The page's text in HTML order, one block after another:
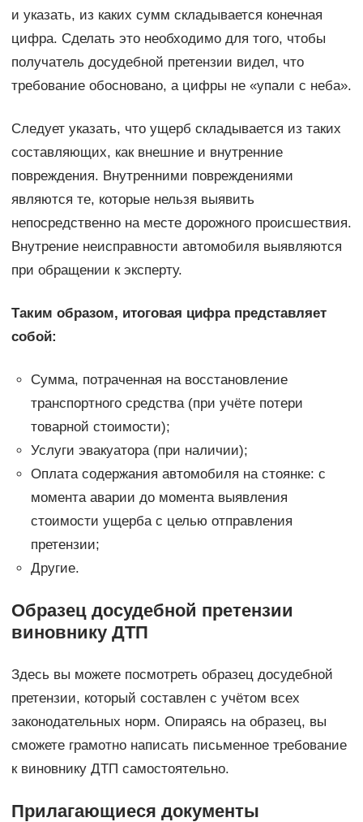
и указать, из каких сумм складывается конечная
цифра. Сделать это необходимо для того, чтобы
получатель досудебной претензии видел, что
требование обосновано, а цифры не «упали с неба».
Следует указать, что ущерб складывается из таких
составляющих, как внешние и внутренние
повреждения. Внутренними повреждениями
являются те, которые нельзя выявить
непосредственно на месте дорожного происшествия.
Внутрение неисправности автомобиля выявляются
при обращении к эксперту.
Таким образом, итоговая цифра представляет
собой:
Сумма, потраченная на восстановление
транспортного средства (при учёте потери
товарной стоимости);
Услуги эвакуатора (при наличии);
Оплата содержания автомобиля на стоянке: с
момента аварии до момента выявления
стоимости ущерба с целью отправления
претензии;
Другие.
Образец досудебной претензии
виновнику ДТП
Здесь вы можете посмотреть образец досудебной
претензии, который составлен с учётом всех
законодательных норм. Опираясь на образец, вы
сможете грамотно написать письменное требование
к виновнику ДТП самостоятельно.
Прилагающиеся документы